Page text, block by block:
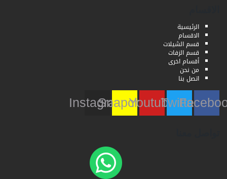
الرئيسية
الاقسام
قسم الشيلات
قسم الزفات
أقسام اخرى
من نحن
اتصل بنا
Twitter
Youtube
Snapchat
Instagram